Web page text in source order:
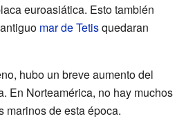
euroasiática. Esto también
mar de Tetisquedaran
hubo un breve aumento del
En Norteamérica, no hay muchos
marinos de esta época.